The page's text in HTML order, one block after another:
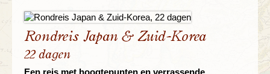
Rondreis Japan & Zuid-Korea
22 dagen